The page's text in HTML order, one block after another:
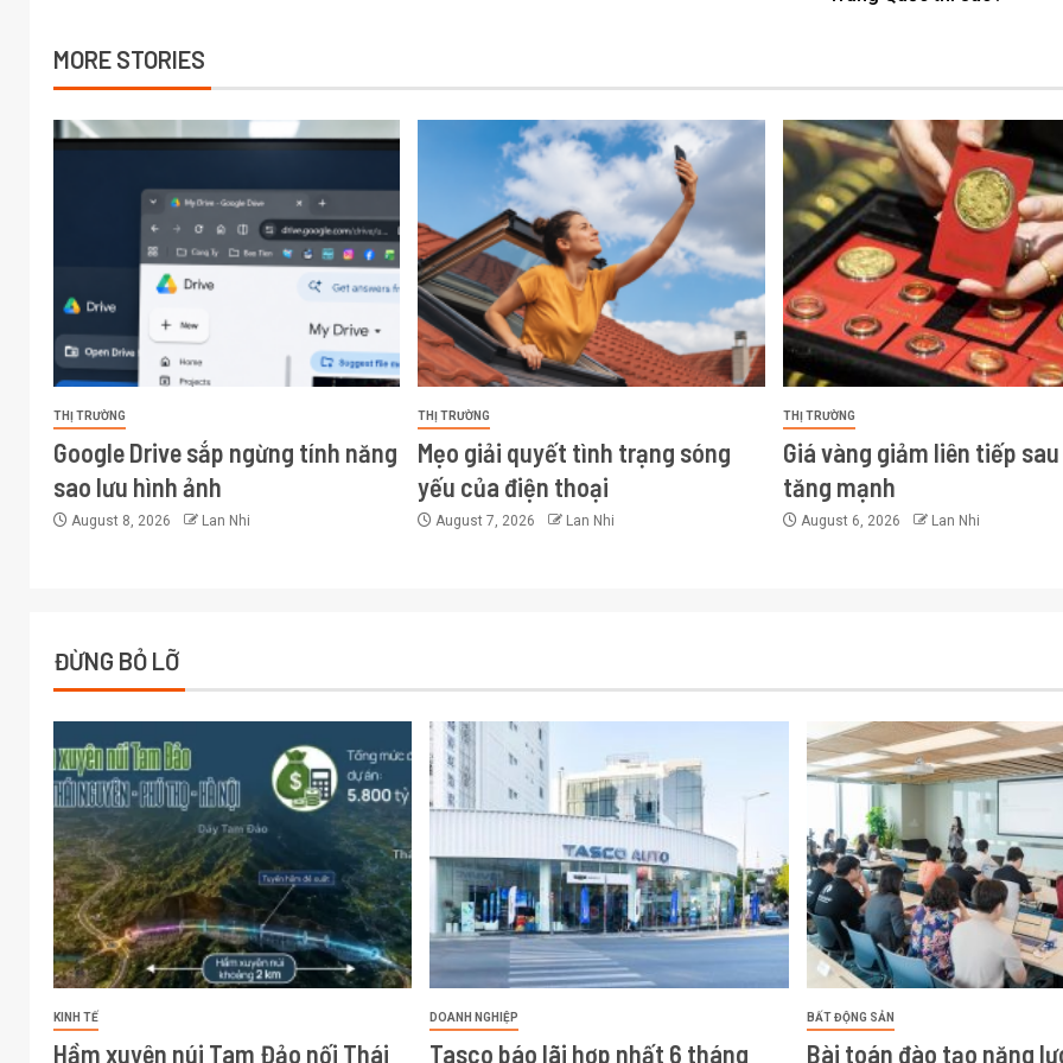
MORE STORIES
THỊ TRƯỜNG
Google Drive sắp ngừng tính năng
sao lưu hình ảnh
August 8, 2026 Lan Nhi
THỊ TRƯỜNG
Mẹo giải quyết tình trạng sóng
yếu của điện thoại
August 7, 2026 Lan Nhi
THỊ TRƯỜNG
Giá vàng giảm liên tiếp
tăng mạnh
August 6, 2026 Lan Nhi
ĐỪNG BỎ LỠ
KINH TẾ
Hầm xuyên núi Tam Đảo nối Thái
DOANH NGHIỆP
Tasco báo lãi hợp nhất 6 tháng
BẤT ĐỘNG SẢN
Bài toán đào tạo năng